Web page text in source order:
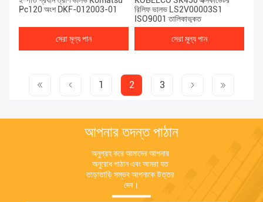
Pc120 অংশ DKF-012003-01
সেরা মূল্য পান
রিলিফ ভালভ LS2V00003S1
ISO9001 তালিকাভুক্ত
সেরা মূল্য পান
1 2 3
আপনার তদন্ত পাঠান
অনুগ্রহ করে আমাদের আপনার
অনুরোধ পাঠান এবং আমরা যত
তাড়াতাড়ি সম্ভব আপনাকে উত্তর
দেব।